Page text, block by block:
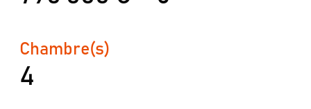
Chambre(s)
4